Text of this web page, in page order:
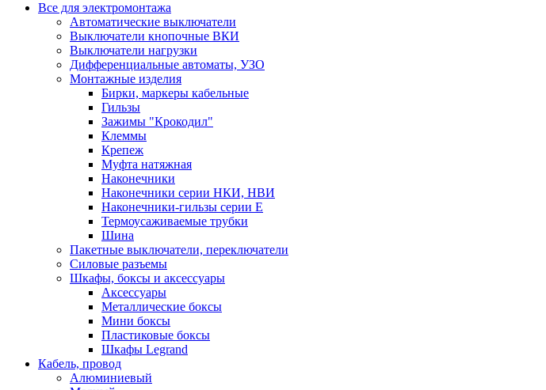
Все для электромонтажа
Автоматические выключатели
Выключатели кнопочные ВКИ
Выключатели нагрузки
Дифференциальные автоматы, УЗО
Монтажные изделия
Бирки, маркеры кабельные
Гильзы
Зажимы "Крокодил"
Клеммы
Крепеж
Муфта натяжная
Наконечники
Наконечники серии НКИ, НВИ
Наконечники-гильзы серии Е
Термоусаживаемые трубки
Шина
Пакетные выключатели, переключатели
Силовые разъемы
Шкафы, боксы и аксессуары
Аксессуары
Металлические боксы
Мини боксы
Пластиковые боксы
Шкафы Legrand
Кабель, провод
Алюминиевый